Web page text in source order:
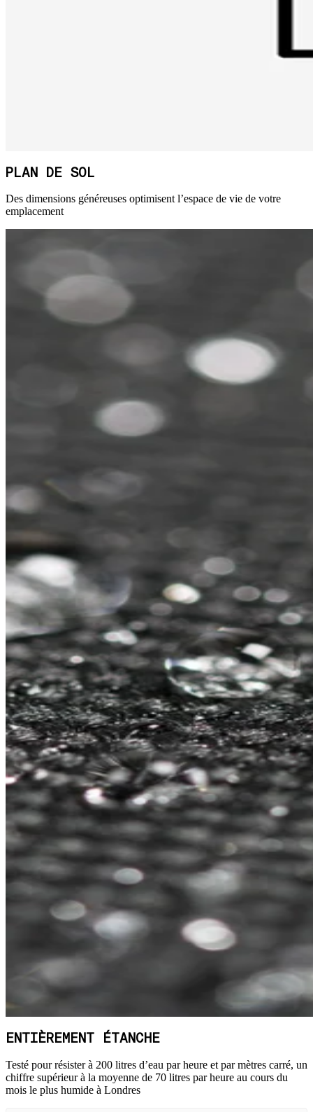
PLAN DE SOL
Des dimensions généreuses optimisent l’espace de vie de votre
emplacement
ENTIÈREMENT ÉTANCHE
Testé pour résister à 200 litres d’eau par heure et par mètres carré, un
chiffre supérieur à la moyenne de 70 litres par heure au cours du
mois le plus humide à Londres